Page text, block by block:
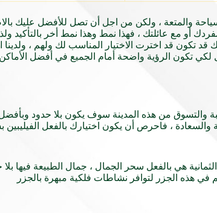
والمتعة ، ولكن من اجل أن تصل للأفضل عليك
أو مع عائلتك ، فهذا نمط وهذا نمط أخر بالتأكيد
قد تكون قد اخترت الاختيار المناسب لك ولهم ،
تكون الرؤية واضحة أمام الجميع في أفضل الأماكن
والتسوق من هذه المدينة سوف يكون بلا حدود وبأفضل
، فاحرص أن يكون اختيارك بالفعل
هي بالفعل سحر الجمال ، جمال الطبيعة فيها
هذه الجزر لتوافر نشاطات فلكية مبهرة بالجزر